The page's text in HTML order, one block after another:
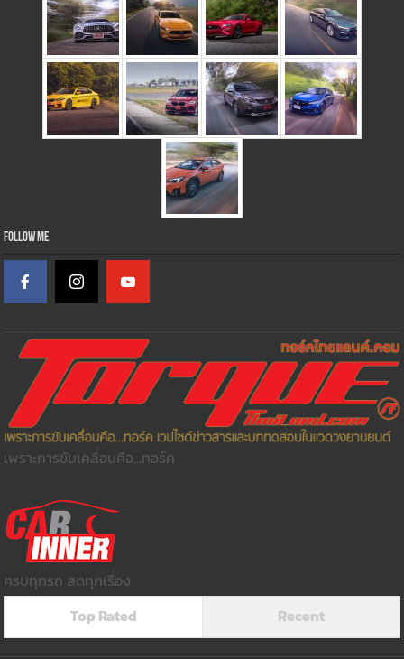
Follow Me
เพราะการขับเคลื่อนคือ...ทอร์ค
ครบทุกรถ สดทุกเรื่อง
Top Rated
Recent